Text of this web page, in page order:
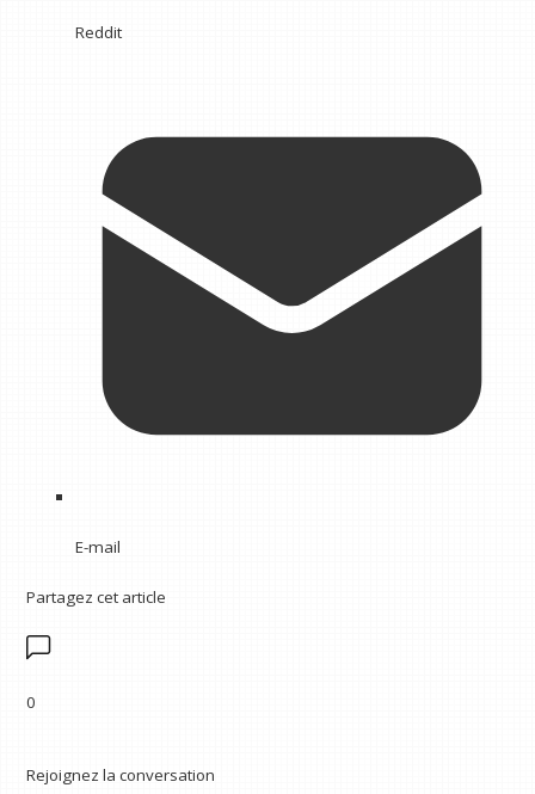
Reddit
E-mail
Partagez cet article
0
Rejoignez la conversation